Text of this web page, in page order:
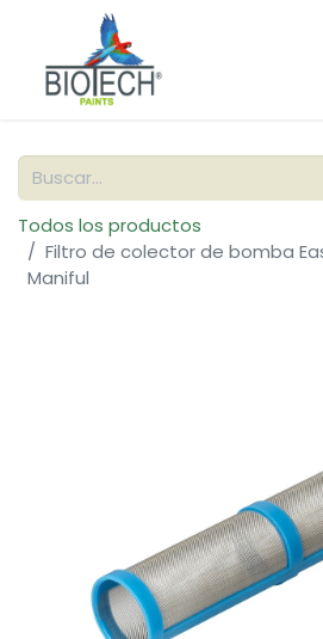
Todos los productos
Filtro de colector de bomba
Maniful